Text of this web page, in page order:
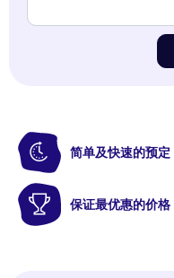
简单及快速的预定
保证最优惠的价格